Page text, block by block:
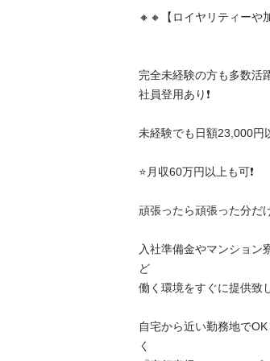
🔸🔸【ロイヤリティーや
完全未経験の方も多数活躍
社員登用あり❗️
未経験でも日額23,000円
⭐️月収60万円以上も可❗️
頑張ったら頑張った分だ
入社準備金やマンション
ど
働く環境をすぐに提供致
自宅から近い勤務地で
く